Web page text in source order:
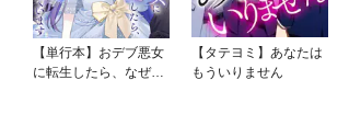
【単行本】おデブ悪女
に転生したら、なぜか
【タテヨミ】あなたは
もういりません